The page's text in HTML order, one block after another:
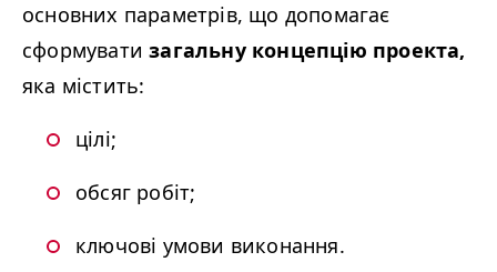
основних параметрів, що допомагає
сформуватизагальну концепцію проекта,
яка містить:
цілі;
обсяг робіт;
ключові умови виконання.